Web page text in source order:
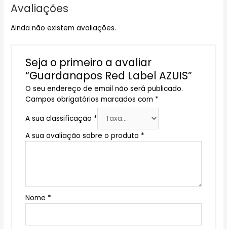
Avaliações
Ainda não existem avaliações.
Seja o primeiro a avaliar
“Guardanapos Red Label AZUIS”
O seu endereço de email não será publicado.
Campos obrigatórios marcados com *
A sua classificação *
A sua avaliação sobre o produto *
Nome *